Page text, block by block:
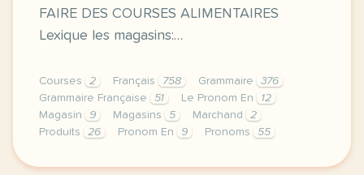
FAIRE DES COURSES ALIMENTAIRES
Lexique les magasins:…
Courses 2 Français 758 Grammaire
376
Grammaire Française
51 Le Pronom En
12
Magasin
9 Magasins 5 Marchand
2
Produits
26 Pronom En 9 Pronoms 55
image http www scoop itcette derniere semaine